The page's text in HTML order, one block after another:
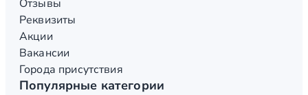
Отзывы
Реквизиты
Акции
Вакансии
Города присутствия
Популярные категории